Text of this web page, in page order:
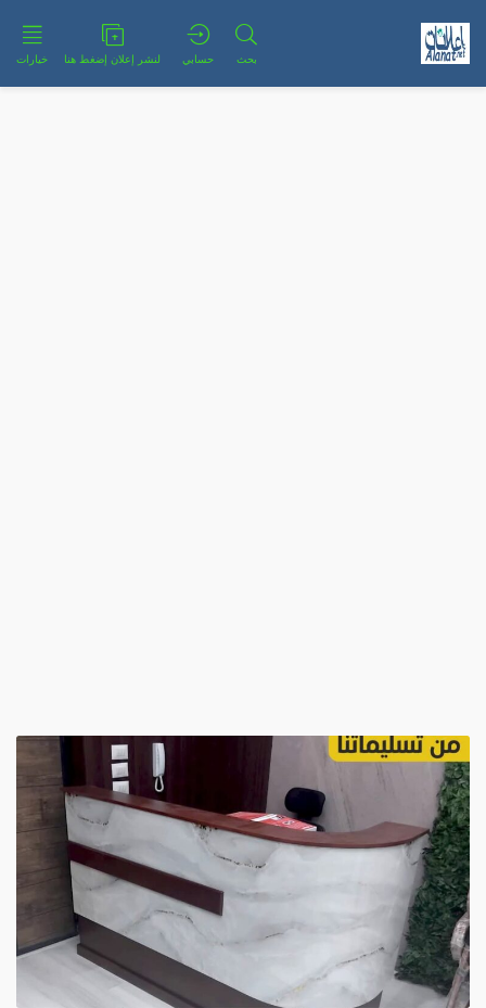
بحث حسابي لنشر إعلان إضغط هنا خيارات